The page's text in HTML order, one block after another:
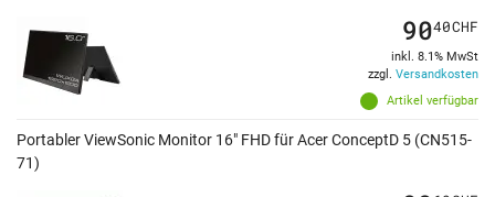
Artikel verfügbar
9040CHF
inkl. 8.1% MwSt
zzgl. Versandkosten
Portabler ViewSonic Monitor 16" FHD für Acer ConceptD 5 (CN515-
71)